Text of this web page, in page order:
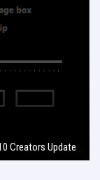
Creators Update